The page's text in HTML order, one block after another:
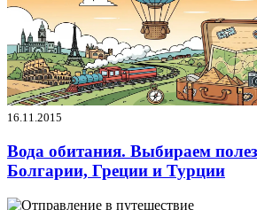
16.11.2015
Вода обитания. Выбираем
Болгарии, Греции и Турции